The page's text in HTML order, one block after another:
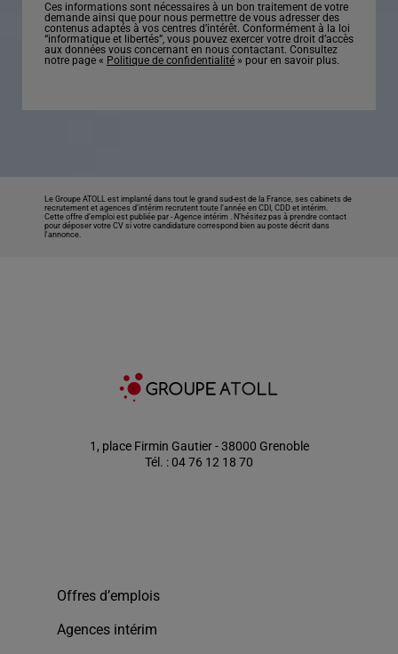
Ces informations sont nécessaires à un bon traitement de votre
demande ainsi que pour nous permettre de vous adresser des
contenus adaptés à vos centres d’intérêt. Conformément à la loi
“informatique et libertés”, vous pouvez exercer votre droit d’accès
aux données vous concernant en nous contactant. Consultez
notre page « Politique de confidentialité » pour en savoir plus.
Le Groupe ATOLL est implanté dans tout le grand sud-est de la France, ses cabinets de
recrutement et agences d’intérim recrutent toute l’année en CDI, CDD et intérim.
Cette offre d’emploi est publiée par -Agence intérim . N’hésitez pas à prendre contact
pour déposer votre CV si votre candidature correspond bien au poste décrit dans
l'annonce.
1, place Firmin Gautier - 38000 Grenoble
Tél. : 04 76 12 18 70
Offres d’emplois
Agences intérim